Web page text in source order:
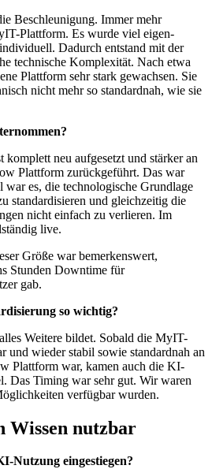
Beschleunigung. Immer mehr
Plattform. Es wurde viel eigen-
Dadurch entstand mit der
technische Komplexität. Nach etwa
Plattform sehr stark gewachsen. Sie
nicht mehr so standardnah, wie sie
neu aufgesetzt und stärker an
Plattform zurückgeführt. Das war
es, die technologische Grundlage
standardisieren und gleichzeitig die
nicht einfach zu verlieren. Im
live.
Größe war bemerkenswert,
Stunden Downtime für
gab.
so wichtig?
Weitere bildet. Sobald die MyIT-
und wieder stabil sowie standardnah an
Plattform war, kamen auch die KI-
Das Timing war sehr gut. Wir waren
verfügbar wurden.
Wissen nutzbar
Nutzung eingestiegen?